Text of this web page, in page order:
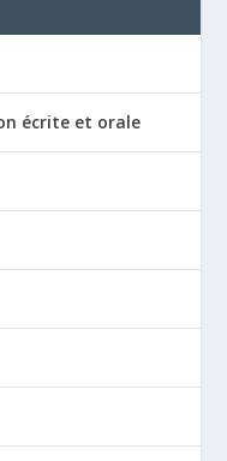
écrite et orale